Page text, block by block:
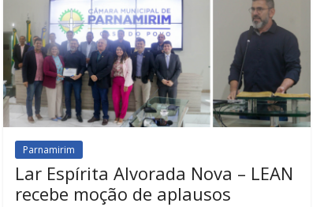
Parnamirim
Lar Espírita Alvorada Nova – LEAN
recebe moção de aplausos